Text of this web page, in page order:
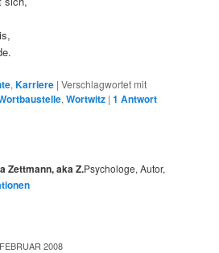
,Karriere |Verschlagwortet mit
,Wortwitz |1 Antwort
Zettmann, aka Z.Psychologe, Autor,
FEBRUAR 2008